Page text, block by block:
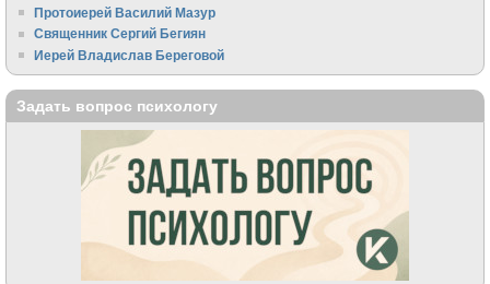
Протоиерей Василий Мазур
Священник Сергий Бегиян
Иерей Владислав Береговой
Задать вопрос психологу